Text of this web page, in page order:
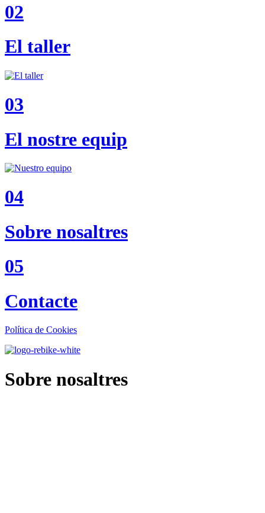
02
El taller
03
El nostre equip
04
Sobre nosaltres
05
Contacte
Política de Cookies
Sobre nosaltres